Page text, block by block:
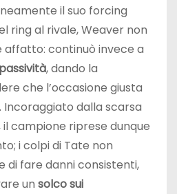
il suo forcing
ring al rivale, Weaver non
continuò invece a
, dando la
che l’occasione giusta
Incoraggiato dalla scarsa
il campione riprese dunque
i colpi di Tate non
di fare danni consistenti,
un solco sui